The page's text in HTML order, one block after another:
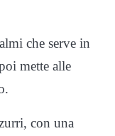
che serve in
mette alle
con una